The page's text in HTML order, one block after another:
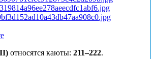
относятся каюты: 211–222.